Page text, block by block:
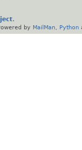
.
by MailMan Python